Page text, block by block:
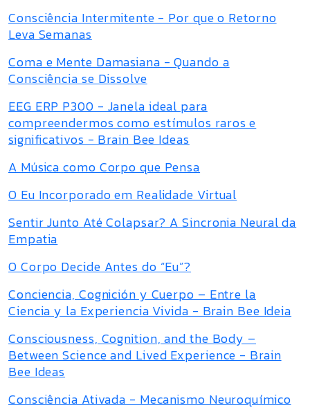
Consciência Intermitente - Por que o Retorno
Leva Semanas
Coma e Mente Damasiana - Quando a
Consciência se Dissolve
EEG ERP P300 - Janela ideal para
compreendermos como estímulos raros e
significativos - Brain Bee Ideas
A Música como Corpo que Pensa
O Eu Incorporado em Realidade Virtual
Sentir Junto Até Colapsar? A Sincronia Neural da
Empatia
O Corpo Decide Antes do “Eu”?
Conciencia, Cognición y Cuerpo – Entre la
Ciencia y la Experiencia Vivida - Brain Bee Ideia
Consciousness, Cognition, and the Body –
Between Science and Lived Experience - Brain
Bee Ideas
Consciência Ativada - Mecanismo Neuroquímico